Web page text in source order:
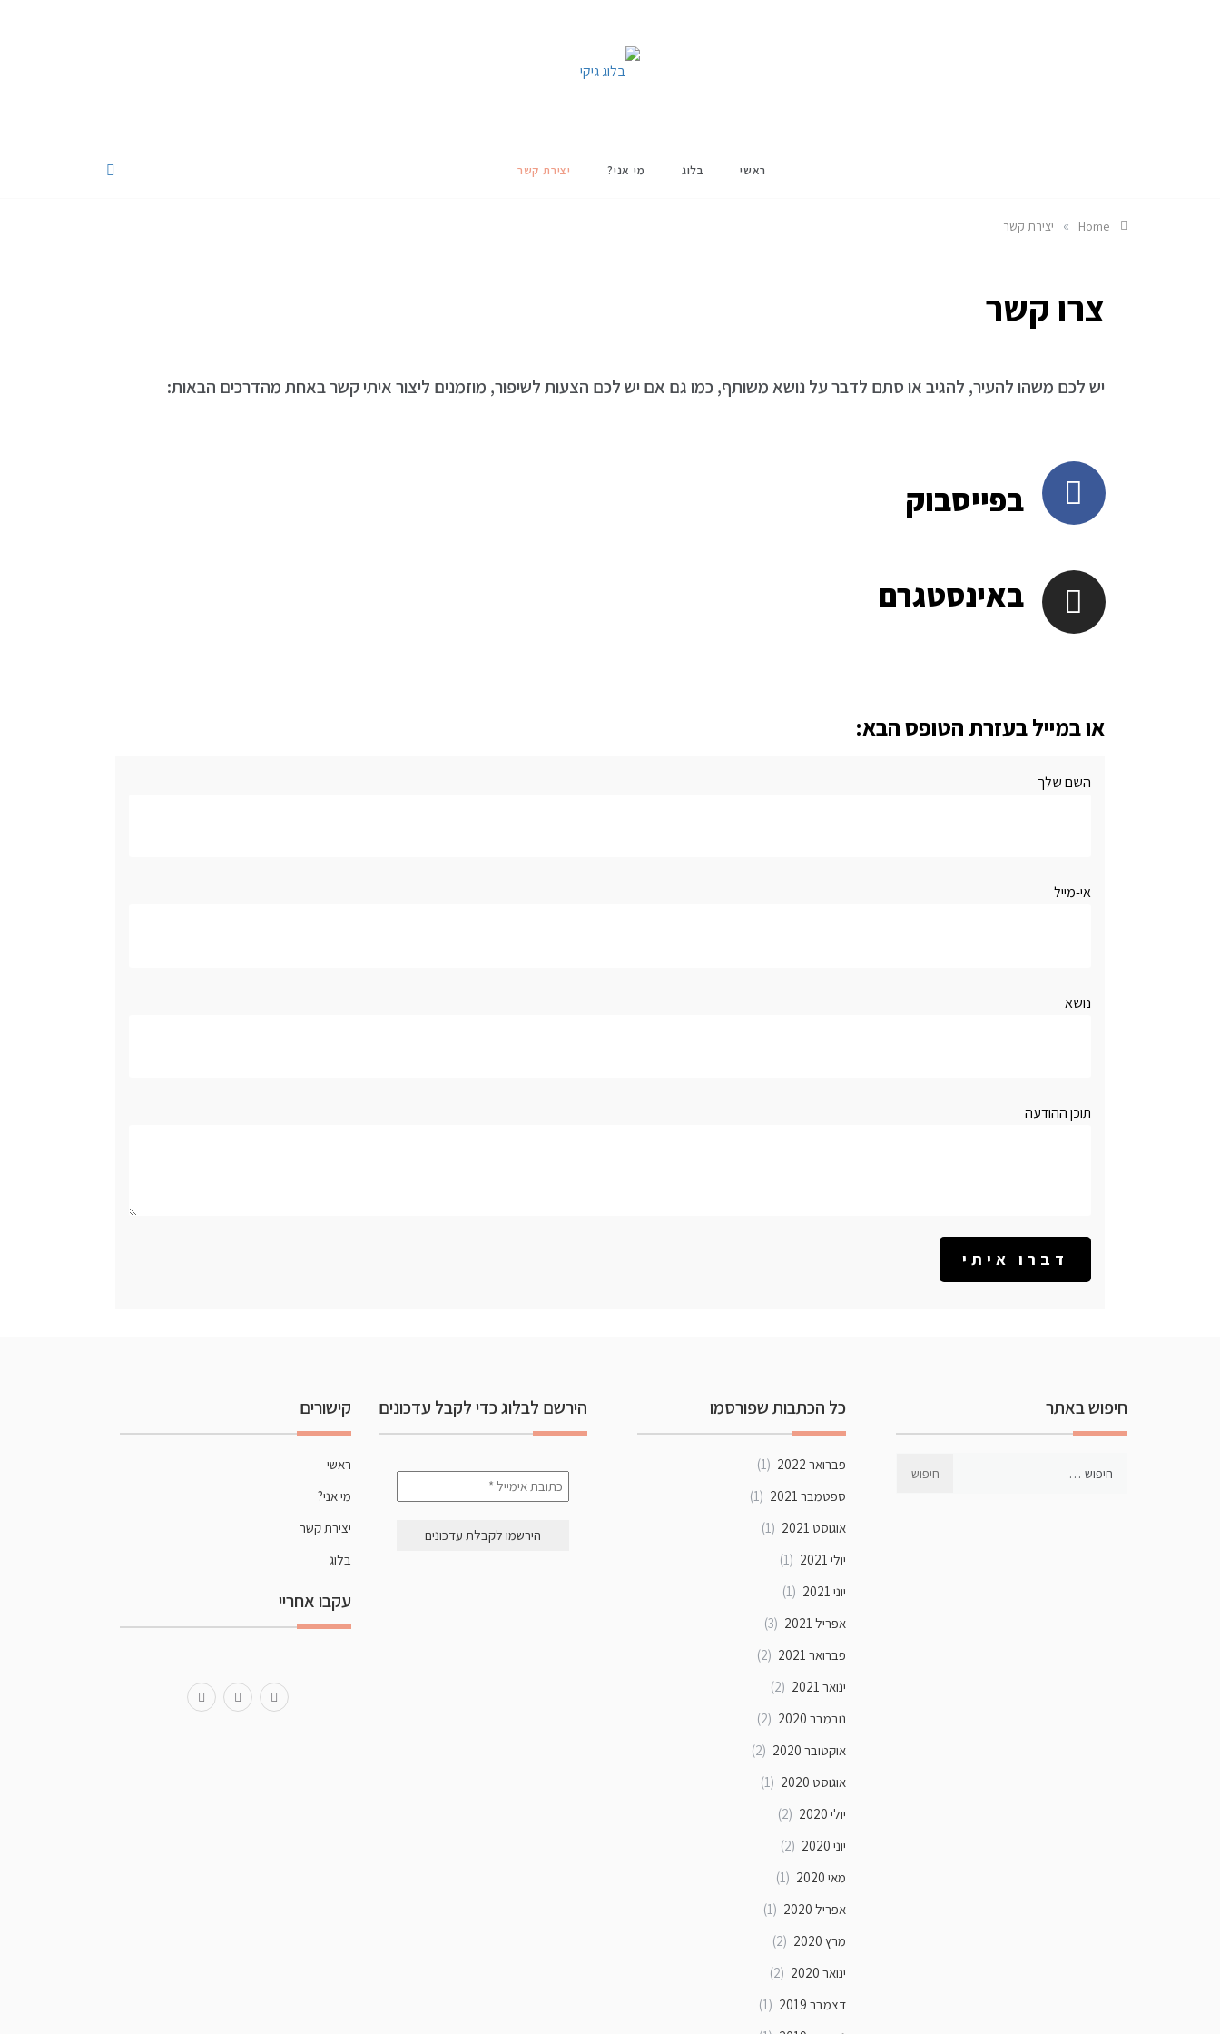
ראשי בלוג מי אני? יצירת קשר
Home
» יצירת קשר
צרו קשר
יש לכם משהו להעיר, להגיב או סתם לדבר על נושא משותף, כמו גם אם יש לכם הצעות לשיפור, מוזמנים ליצור איתי קשר באחת מהדרכים הבאות:
בפייסבוק
באינסטגרם
או במייל בעזרת הטופס הבא:
השם שלך
אי-מייל
נושא
תוכן ההודעה
חיפוש באתר כל הכתבות שפורסמו
פברואר 2022
(1)
ספטמבר 2021
(1)
אוגוסט 2021
(1)
יולי 2021
(1)
יוני 2021
(1)
אפריל 2021
(3)
פברואר 2021
(2)
ינואר 2021
(2)
נובמבר 2020
(2)
אוקטובר 2020
(2)
אוגוסט 2020
(1)
יולי 2020
(2)
יוני 2020
(2)
מאי 2020
(1)
אפריל 2020
(1)
מרץ 2020
(2)
ינואר 2020
(2)
דצמבר 2019
(1)
הירשם לבלוג כדי לקבל עדכונים
אימייל
קישורים
ראשי
מי אני?
יצירת קשר
בלוג
עקבו אחריי